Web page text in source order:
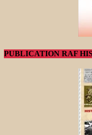
PUBLICATION RAF